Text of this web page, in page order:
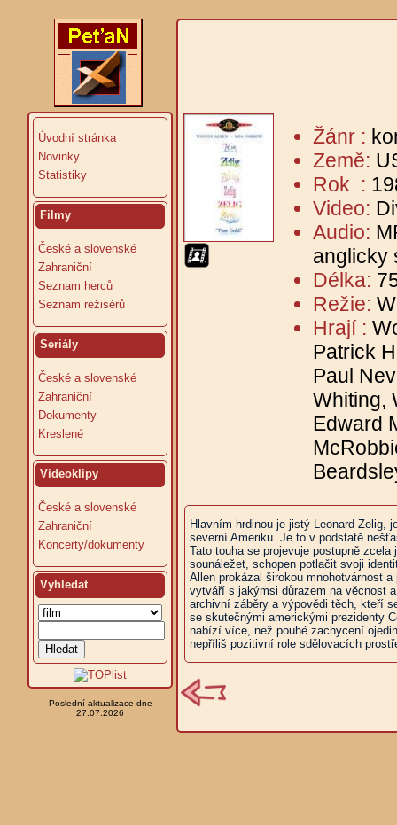
Úvodní stránka
Novinky
Statistiky
Filmy
České a slovenské
Zahraniční
Seznam herců
Seznam režisérů
Seriály
České a slovenské
Zahraniční
Dokumenty
Kreslené
Videoklipy
České a slovenské
Zahraniční
Koncerty/dokumenty
Vyhledat
Poslední aktualizace dne
27.07.2026
Žánr :
Země:
Rok :
Video:
Audio:
anglicky
Délka:
Režie:
Hrají :
Patrick
Paul
Whiting,
Edward
Hlavním hrdinou je jistý Leonard Zelig,
severní Ameriku. Je to v podstatě
Tato touha se projevuje postupně
sounáležet, schopen potlačit svoji
Allen prokázal širokou mnohotvárnost
vytváří s jakýmsi důrazem na věcnost
archivní záběry a výpovědi těch, kteří
se skutečnými americkými prezidenty
nabízí více, než pouhé zachycení
nepříliš pozitivní role sdělovacích